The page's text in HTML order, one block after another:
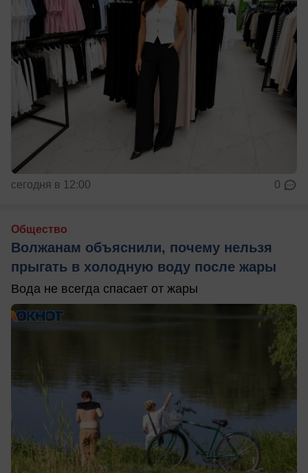
сегодня в 12:00 0
Общество
Волжанам объяснили, почему нельзя
прыгать в холодную воду после жары
Вода не всегда спасает от жары